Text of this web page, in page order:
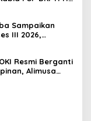
Sampaikan
III 2026,
Resmi Berganti
Alimusa